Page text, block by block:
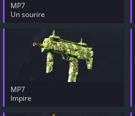
MP7
Un sourire
MP7
Impire